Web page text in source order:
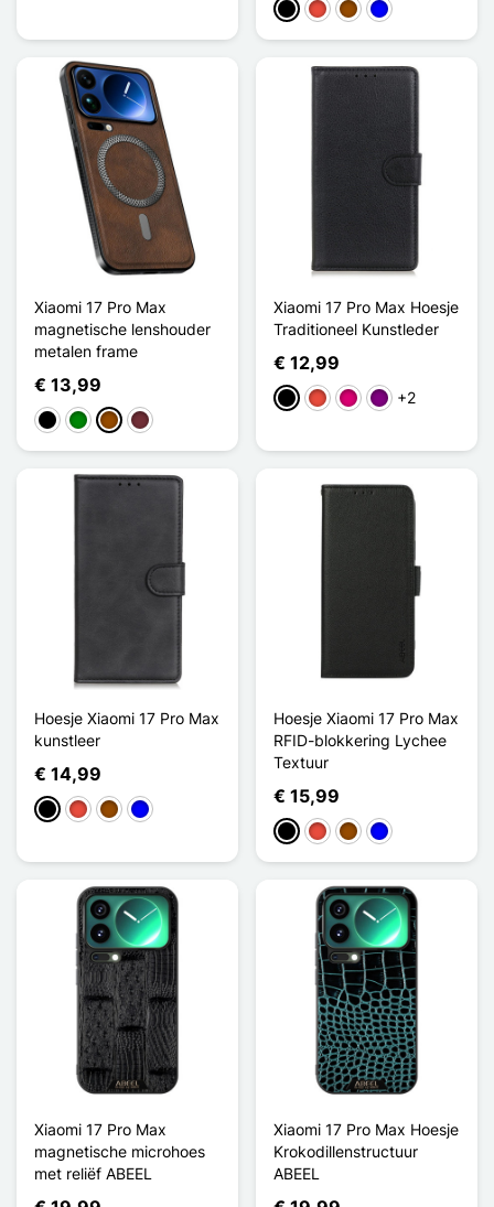
ZwartRoodBruinBlauw
Xiaomi 17 Pro Max
magnetische lenshouder
metalen frame
€ 13,99
ZwartGroenBruinRouge Vin
Xiaomi 17 Pro Max Hoesje
Traditioneel Kunstleder
€ 12,99
ZwartRoodMagenta
Purper
+2
Hoesje Xiaomi 17 Pro Max
kunstleer
€ 14,99
ZwartRoodBruinBlauw
Hoesje Xiaomi 17 Pro Max
RFID-blokkering Lychee
Textuur
€ 15,99
ZwartRoodBruinBlauw
Xiaomi 17 Pro Max
magnetische microhoes
met reliëf ABEEL
Xiaomi 17 Pro Max Hoesje
Krokodillenstructuur
ABEEL